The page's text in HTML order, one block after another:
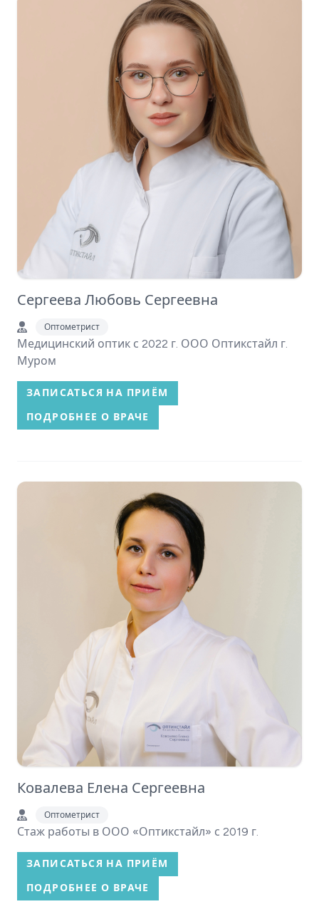
Сергеева Любовь Сергеевна
Оптометрист
Медицинский оптик с 2022 г. ООО Оптикстайл г.
Муром
ЗАПИСАТЬСЯ НА ПРИЁМ
ПОДРОБНЕЕ О ВРАЧЕ
Ковалева Елена Сергеевна
Оптометрист
Стаж работы в ООО «Оптикстайл» с 2019 г.
ЗАПИСАТЬСЯ НА ПРИЁМ
ПОДРОБНЕЕ О ВРАЧЕ